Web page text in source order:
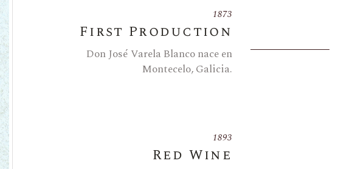
1873
First Production
Don José Varela Blanco nace en
Montecelo, Galicia.
1893
Red Wine